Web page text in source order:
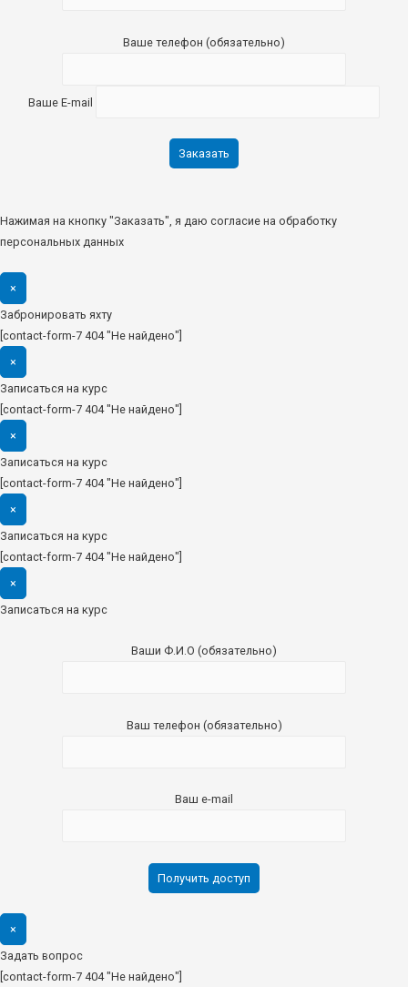
Ваше телефон (обязательно)
Ваше E-mail
Нажимая на кнопку "Заказать", я даю согласие на обработку
персональных данных
×
Забронировать яхту
[contact-form-7 404 "Не найдено"]
×
Записаться на курс
[contact-form-7 404 "Не найдено"]
×
Записаться на курс
[contact-form-7 404 "Не найдено"]
×
Записаться на курс
[contact-form-7 404 "Не найдено"]
×
Записаться на курс
Ваши Ф.И.О (обязательно)
Ваш телефон (обязательно)
Ваш e-mail
×
Задать вопрос
[contact-form-7 404 "Не найдено"]